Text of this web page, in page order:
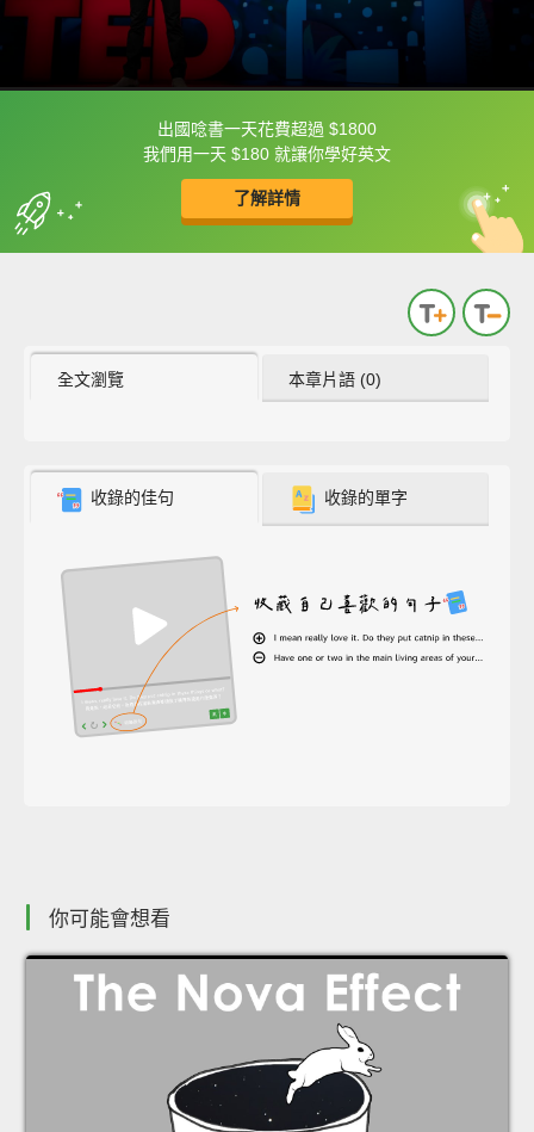
出國唸書一天花費超過 $1800
我們用一天 $180 就讓你學好英文
了解詳情
框選或點兩下字幕可以直接查字典喔！
收錄佳句 中
英
全文瀏覽 本章片語 (0)
收錄的佳句 收錄的單字
你可能會想看